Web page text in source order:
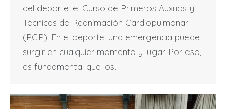
del deporte: el Curso de Primeros Auxilios y
Técnicas de Reanimación Cardiopulmonar
(RCP). En el deporte, una emergencia puede
surgir en cualquier momento y lugar. Por eso,
es fundamental que los…